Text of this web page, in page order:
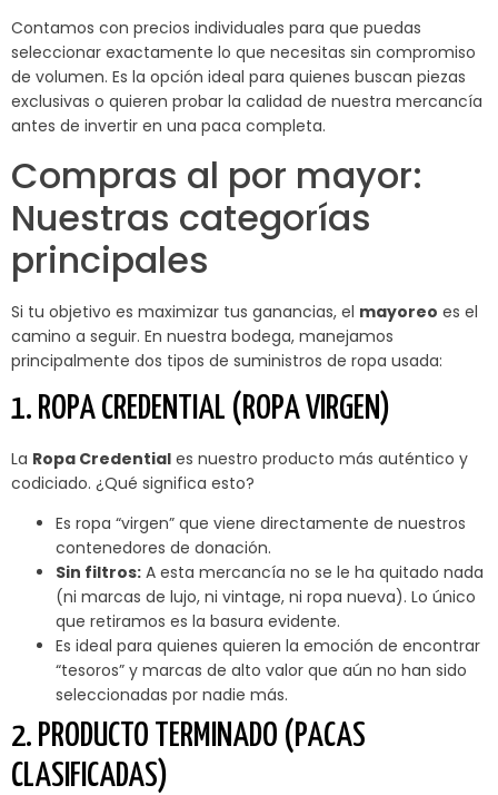
Contamos con precios individuales para que puedas
seleccionar exactamente lo que necesitas sin compromiso
de volumen. Es la opción ideal para quienes buscan piezas
exclusivas o quieren probar la calidad de nuestra mercancía
antes de invertir en una paca completa.
Compras al por mayor:
Nuestras categorías
principales
Si tu objetivo es maximizar tus ganancias, el mayoreo es el
camino a seguir. En nuestra bodega, manejamos
principalmente dos tipos de suministros de ropa usada:
1. ROPA CREDENTIAL (ROPA VIRGEN)
La Ropa Credential es nuestro producto más auténtico y
codiciado. ¿Qué significa esto?
Es ropa “virgen” que viene directamente de nuestros
contenedores de donación.
Sin filtros: A esta mercancía no se le ha quitado nada
(ni marcas de lujo, ni vintage, ni ropa nueva). Lo único
que retiramos es la basura evidente.
Es ideal para quienes quieren la emoción de encontrar
“tesoros” y marcas de alto valor que aún no han sido
seleccionadas por nadie más.
2. PRODUCTO TERMINADO (PACAS
CLASIFICADAS)